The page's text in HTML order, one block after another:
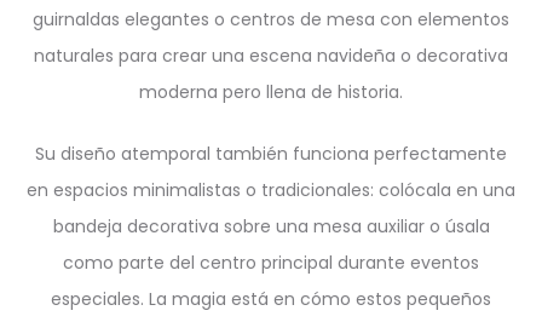
guirnaldas elegantes o centros de mesa con elementos
naturales para crear una escena navideña o decorativa
moderna pero llena de historia.
Su diseño atemporal también funciona perfectamente
en espacios minimalistas o tradicionales: colócala en una
bandeja decorativa sobre una mesa auxiliar o úsala
como parte del centro principal durante eventos
especiales. La magia está en cómo estos pequeños